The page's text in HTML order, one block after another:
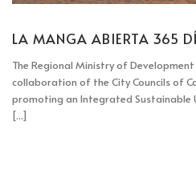
LA MANGA ABIERTA 365
The Regional Ministry of
collaboration of the City Councils of
promoting an Integrated Sustainable
[...]